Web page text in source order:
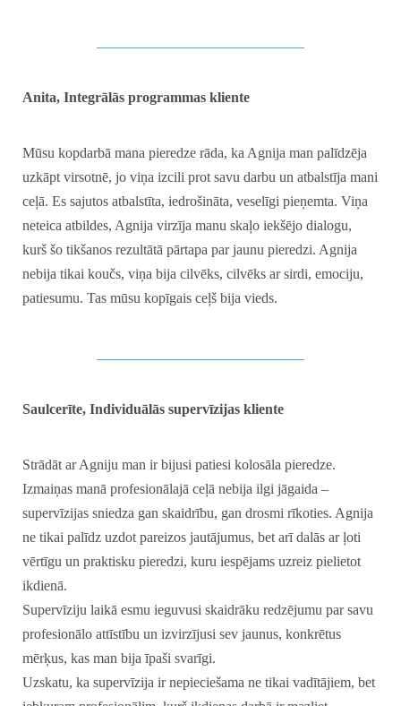
Anita, Integrālās programmas kliente
Mūsu kopdarbā mana pieredze rāda, ka Agnija man palīdzēja
uzkāpt virsotnē, jo viņa izcili prot savu darbu un atbalstīja mani
ceļā. Es sajutos atbalstīta, iedrošināta, veselīgi pieņemta. Viņa
neteica atbildes, Agnija virzīja manu skaļo iekšējo dialogu,
kurš šo tikšanos rezultātā pārtapa par jaunu pieredzi. Agnija
nebija tikai koučs, viņa bija cilvēks, cilvēks ar sirdi, emociju,
patiesumu. Tas mūsu kopīgais ceļš bija vieds.
Saulcerīte, Individuālās supervīzijas kliente
Strādāt ar Agniju man ir bijusi patiesi kolosāla pieredze.
Izmaiņas manā profesionālajā ceļā nebija ilgi jāgaida –
supervīzijas sniedza gan skaidrību, gan drosmi rīkoties. Agnija
ne tikai palīdz uzdot pareizos jautājumus, bet arī dalās ar ļoti
vērtīgu un praktisku pieredzi, kuru iespējams uzreiz pielietot
ikdienā.
Supervīziju laikā esmu ieguvusi skaidrāku redzējumu par savu
profesionālo attīstību un izvirzījusi sev jaunus, konkrētus
mērķus, kas man bija īpaši svarīgi.
Uzskatu, ka supervīzija ir nepieciešama ne tikai vadītājiem, bet